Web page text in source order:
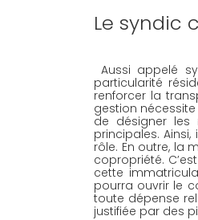
Le syndic
Aussi appelé
particularité
renforcer la
gestion
de désigner les
principales.
rôle. En outre, la
copropriété.
cette
pourra ouvrir le
toute dépense
justifiée par des